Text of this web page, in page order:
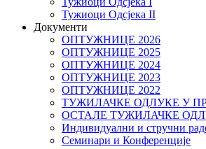
Тужиоци Oдсјекa II
Документи
ОПТУЖНИЦЕ 2026
ОПТУЖНИЦЕ 2025
ОПТУЖНИЦЕ 2024
ОПТУЖНИЦЕ 2023
ОПТУЖНИЦЕ 2022
ТУЖИЛАЧКЕ ОДЛУКЕ У
ОСТАЛЕ ТУЖИЛАЧКЕ
Индивидуални и стручни
Семинари и Конференције